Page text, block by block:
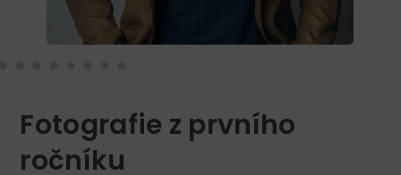
Fotografie z prvního
ročníku